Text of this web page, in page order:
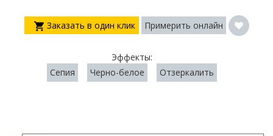
Заказать в один клик Примерить онлайн
Эффекты:
Сепия
Черно-белое Отзеркалить